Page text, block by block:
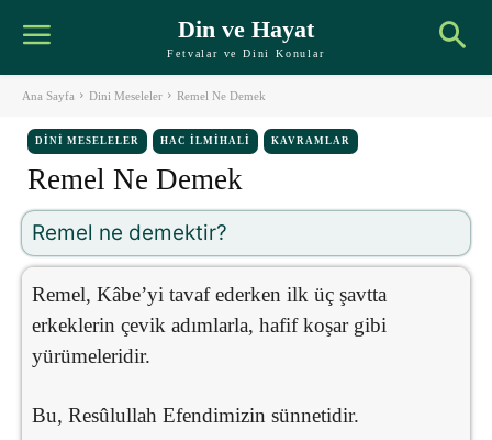
Din ve Hayat
Fetvalar ve Dini Konular
Ana Sayfa Dini Meseleler Remel Ne Demek
DINI MESELELER HAC İLMIHALI KAVRAMLAR
Remel Ne Demek
Remel ne demektir?
Remel, Kâbe’yi tavaf ederken ilk üç şavtta
erkeklerin çevik adımlarla, hafif koşar gibi
yürümeleridir.
Bu, Resûlullah Efendimizin sünnetidir.